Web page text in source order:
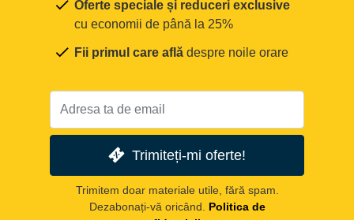
Oferte speciale și reduceri exclusive
cu economii de până la 25%
Fii primul care află despre noile orare
Trimiteți-mi oferte!
Trimitem doar materiale utile, fără spam.
Dezabonați-vă oricând.
Politica de